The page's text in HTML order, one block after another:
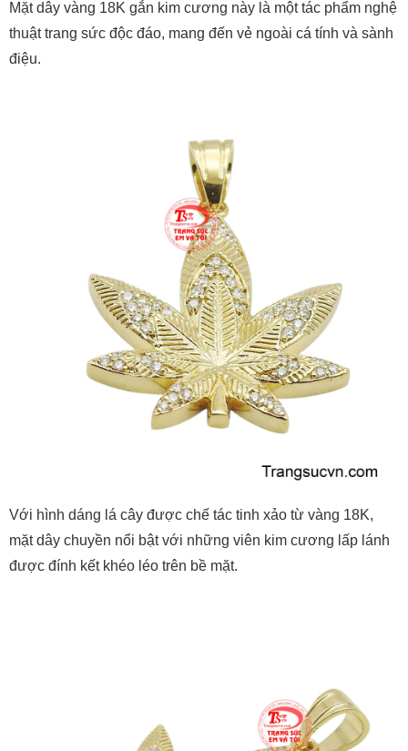
Mặt dây vàng 18K gắn kim cương này là một tác phẩm nghệ
thuật trang sức độc đáo, mang đến vẻ ngoài cá tính và sành
điệu.
Với hình dáng lá cây được chế tác tinh xảo từ vàng 18K,
mặt dây chuyền nổi bật với những viên kim cương lấp lánh
được đính kết khéo léo trên bề mặt.